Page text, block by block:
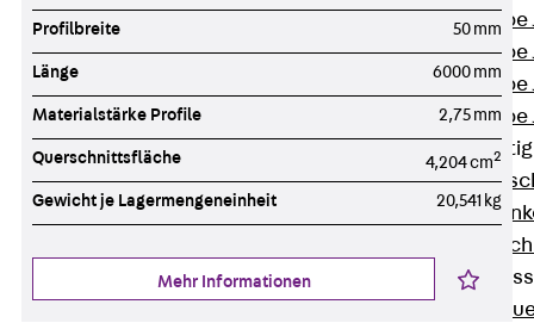
Zahnschraube
Zahnschraube
Zahnschraube
Zahnschraube
Zurück
Profilbreite 50 mm
Länge 6000 mm
Materialstärke Profile 2,75 mm
Querschnittsfläche 4,204 cm2
Gewicht je Lagermengeneinheit 20,541 kg
Mehr Informationen